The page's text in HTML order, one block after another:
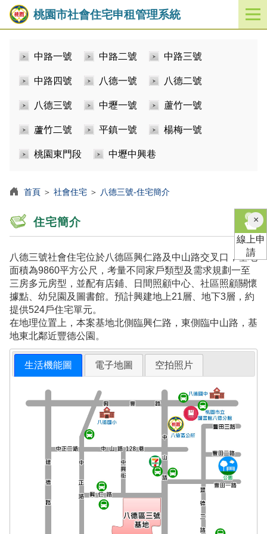
桃園市社會住宅申租管理系統
開
啟
中路一號 中路二號 中路三號
中路四號 八德一號 八德二號
八德三號 中壢一號 蘆竹一號
蘆竹二號 平鎮一號 楊梅一號
桃園東門段 中壢中興巷
首頁 ＞ 社會住宅 ＞ 八德三號-住宅簡介
住宅簡介
八德三號社會住宅位於八德區興仁路及中山路交叉口，基地
面積為9860平方公尺，考量不同家戶類型及需求規劃一至
三房多元房型，並配有店鋪、日間照顧中心、社區照顧關懷
據點、幼兒園及圖書館。預計興建地上21層、地下3層，約
提供524戶住宅單元。
在地理位置上，本案基地北側臨興仁路，東側臨中山路，基
地東北鄰近豐德公園。
生活機能圖 電子地圖 空拍照片
×關
閉
線上申
請